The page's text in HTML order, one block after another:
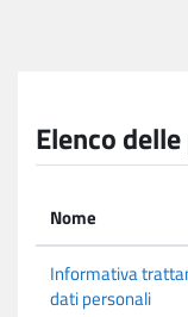
Elenco
Nome
Informativa
dati personali